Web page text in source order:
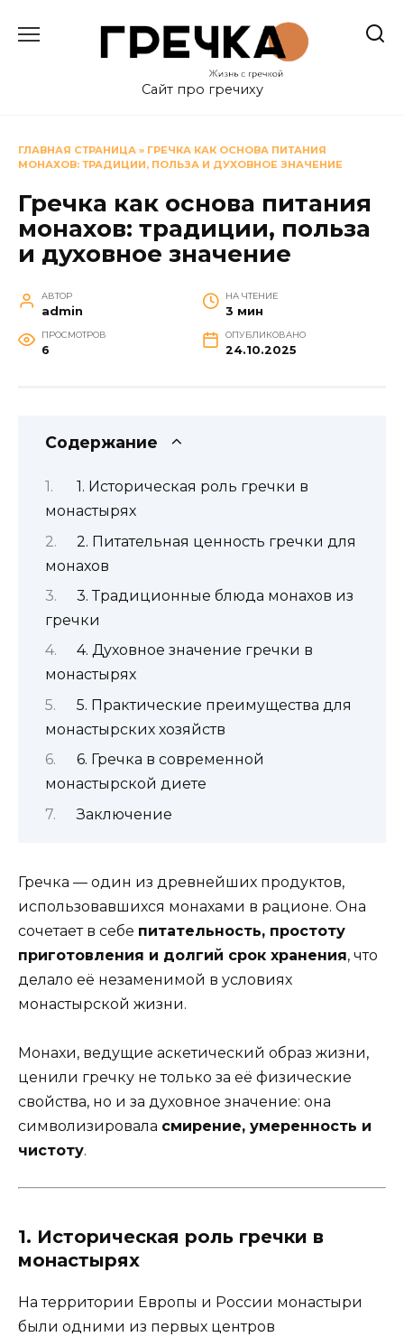
Сайт про гречиху
ГЛАВНАЯ СТРАНИЦА » ГРЕЧКА КАК ОСНОВА ПИТАНИЯ
МОНАХОВ: ТРАДИЦИИ, ПОЛЬЗА И ДУХОВНОЕ ЗНАЧЕНИЕ
Гречка как основа питания
монахов: традиции, польза
и духовное значение
АВТОР
admin
НА ЧТЕНИЕ
3 мин
ПРОСМОТРОВ
6
ОПУБЛИКОВАНО
24.10.2025
Содержание
1. Историческая роль гречки в
монастырях
2. Питательная ценность гречки для
монахов
3. Традиционные блюда монахов из
гречки
4. Духовное значение гречки в
монастырях
5. Практические преимущества для
монастырских хозяйств
6. Гречка в современной
монастырской диете
Заключение
Гречка — один из древнейших продуктов,
использовавшихся монахами в рационе. Она
сочетает в себе питательность, простоту
приготовления и долгий срок хранения, что
делало её незаменимой в условиях
монастырской жизни.
Монахи, ведущие аскетический образ жизни,
ценили гречку не только за её физические
свойства, но и за духовное значение: она
символизировала смирение, умеренность и
чистоту.
1. Историческая роль гречки в
монастырях
На территории Европы и России монастыри
были одними из первых центров